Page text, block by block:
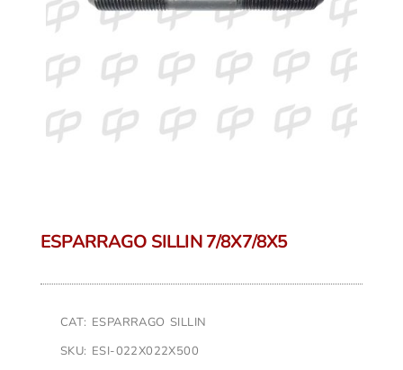
ESPARRAGO SILLIN 7/8X7/8X5
CAT: ESPARRAGO SILLIN
SKU: ESI-022X022X500